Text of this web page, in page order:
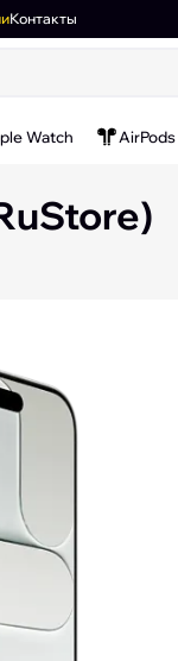
Контакты
Watch AirPods